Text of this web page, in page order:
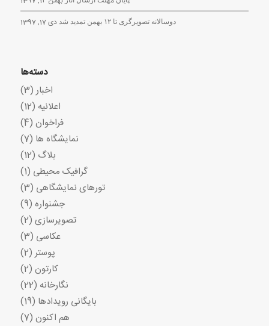
دوسالانه تصویرگری تا ۱۲ بهمن تمدید شد دی 17, 1397
دسته‌ها
اخبار (3)
اعلانیه (12)
فراخوان (4)
نمایشگاه ها (7)
بلاگ (12)
گرافیک محیطی (1)
تورهای نمایشگاهی (3)
جشنواره (9)
تصویرسازی (2)
عکاسی (3)
پوستر (2)
کارتون (2)
نگارخانه (22)
بایگانی رویدادها (19)
هم اکنون (7)